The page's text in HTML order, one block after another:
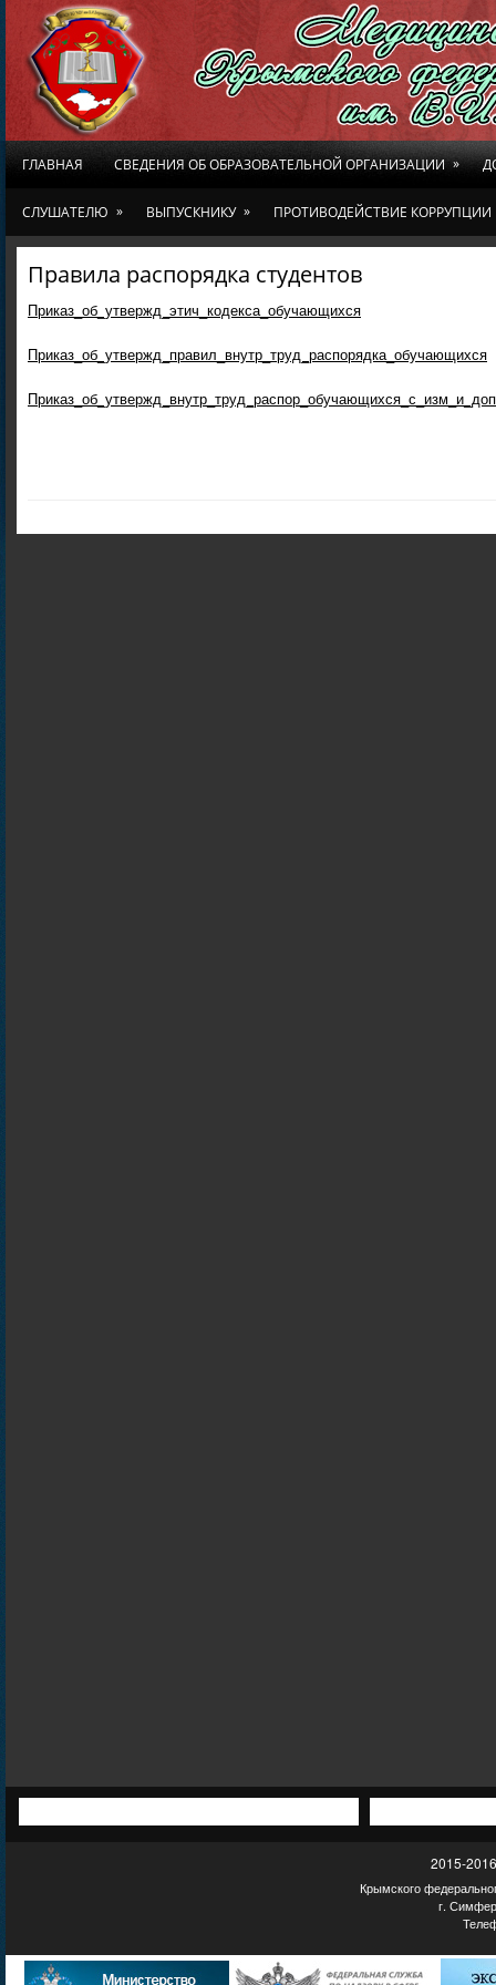
ГЛАВНАЯ СВЕДЕНИЯ ОБ ОБРАЗОВАТЕЛЬНОЙ ОРГАНИЗАЦИИ »
СЛУШАТЕЛЮ » ВЫПУСКНИКУ » ПРОТИВОДЕЙСТВИЕ КОРРУПЦИИ
Правила распорядка студентов
Приказ_об_утвержд_этич_кодекса_обучающихся
Приказ_об_утвержд_правил_внутр_труд_распорядка_обучающихся
2015-
Крымского
г.